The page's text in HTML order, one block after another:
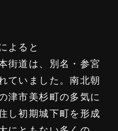
よると
街道は、別名・参宮
ていました。南北朝
津市美杉町の多気に
し初期城下町を形成